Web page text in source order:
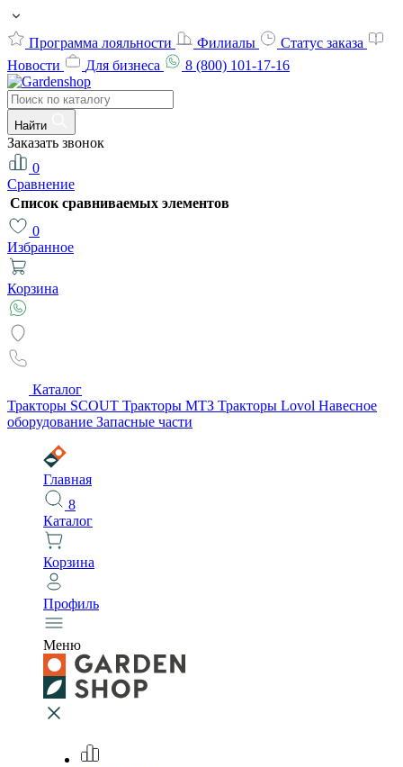
Программа лояльности Филиалы
Статус заказа
Новости
Для бизнеса 8 (800) 101-17-16
Найти
Заказать звонок
0
Сравнение
Список сравниваемых элементов
0
Избранное
Корзина
Каталог
Тракторы SCOUT Тракторы МТЗ Тракторы Lovol Навесное
оборудование Запасные части
Главная
8
Каталог
Корзина
Профиль
Меню